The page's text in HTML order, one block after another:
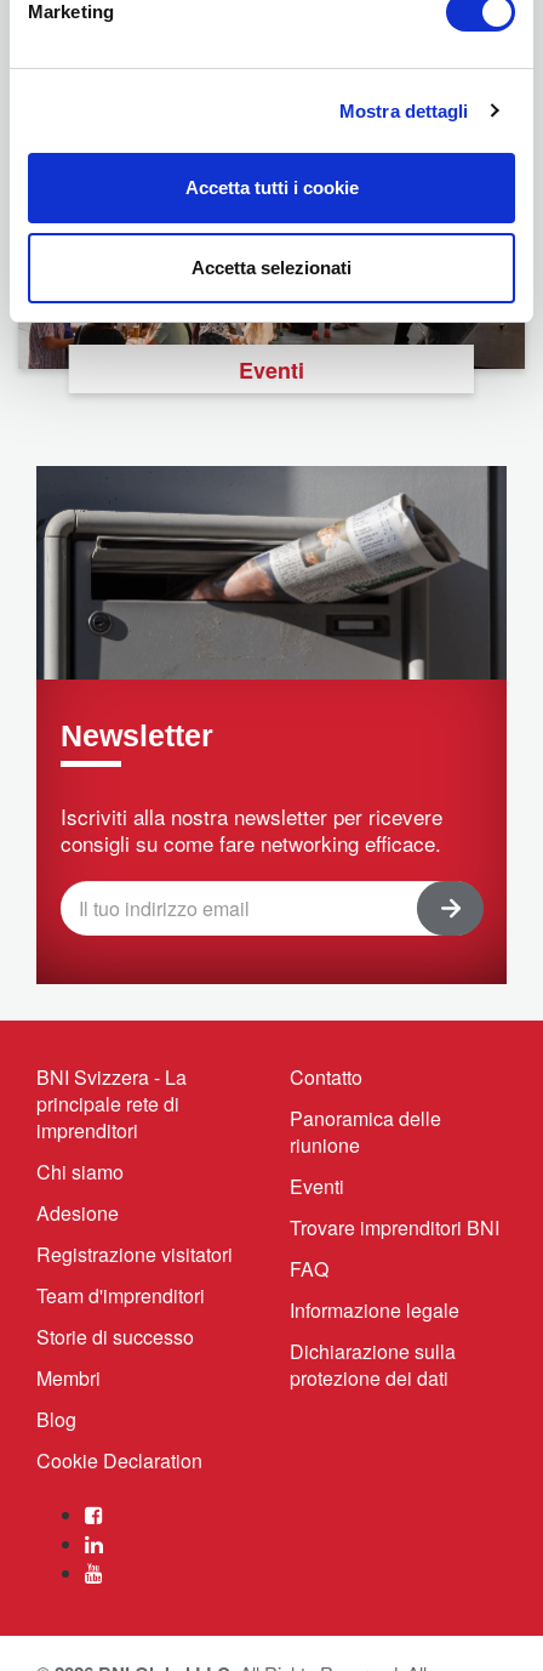
Marketing
Mostra dettagli
Accetta tutti i cookie
Accetta selezionati
Eventi
Newsletter
Iscriviti alla nostra newsletter per ricevere
consigli su come fare networking efficace.
BNI Svizzera - La
principale rete di
imprenditori
Chi siamo
Adesione
Registrazione visitatori
Team d'imprenditori
Storie di successo
Membri
Blog
Cookie Declaration
Contatto
Panoramica delle
riunione
Eventi
Trovare imprenditori BNI
FAQ
Informazione legale
Dichiarazione sulla
protezione dei dati